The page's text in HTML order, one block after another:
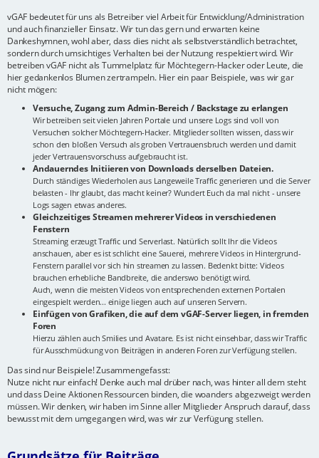
vGAF bedeutet für uns als Betreiber viel Arbeit für Entwicklung/Administration
und auch finanzieller Einsatz. Wir tun das gern und erwarten keine
Dankeshymnen, wohl aber, dass dies nicht als selbstverständlich betrachtet,
sondern durch umsichtiges Verhalten bei der Nutzung respektiert wird. Wir
betreiben vGAF nicht als Tummelplatz für Möchtegern-Hacker oder Leute, die
hier gedankenlos Blumen zertrampeln. Hier ein paar Beispiele, was wir gar
nicht mögen:
Versuche, Zugang zum Admin-Bereich / Backstage zu erlangen
Wir betreiben seit vielen Jahren Portale und unsere Logs sind voll von
Versuchen solcher Möchtegern-Hacker. Mitglieder sollten wissen, dass wir
schon den bloßen Versuch als groben Vertrauensbruch werden und damit
jeder Vertrauensvorschuss aufgebraucht ist.
Andauerndes Initiieren von Downloads derselben Dateien.
Durch ständiges Wiederholen aus Langeweile Traffic generieren und die Server
belasten - Ihr glaubt, das macht keiner? Wundert Euch da mal nicht - unsere
Logs sagen etwas anderes.
Gleichzeitiges Streamen mehrerer Videos in verschiedenen
Fenstern
Streaming erzeugt Traffic und Serverlast. Natürlich sollt Ihr die Videos
anschauen, aber es ist schlicht eine Sauerei, mehrere Videos in Hintergrund-
Fenstern parallel vor sich hin streamen zu lassen. Bedenkt bitte: Videos
brauchen erhebliche Bandbreite, die anderswo benötigt wird.
Auch, wenn die meisten Videos von entsprechenden externen Portalen
eingespielt werden... einige liegen auch auf unseren Servern.
Einfügen von Grafiken, die auf dem vGAF-Server liegen, in fremden
Foren
Hierzu zählen auch Smilies und Avatare. Es ist nicht einsehbar, dass wir Traffic
für Ausschmückung von Beiträgen in anderen Foren zur Verfügung stellen.
Das sind nur Beispiele! Zusammengefasst:
Nutze nicht nur einfach! Denke auch mal drüber nach, was hinter all dem steht
und dass Deine Aktionen Ressourcen binden, die woanders abgezweigt werden
müssen. Wir denken, wir haben im Sinne aller Mitglieder Anspruch darauf, dass
bewusst mit dem umgegangen wird, was wir zur Verfügung stellen.